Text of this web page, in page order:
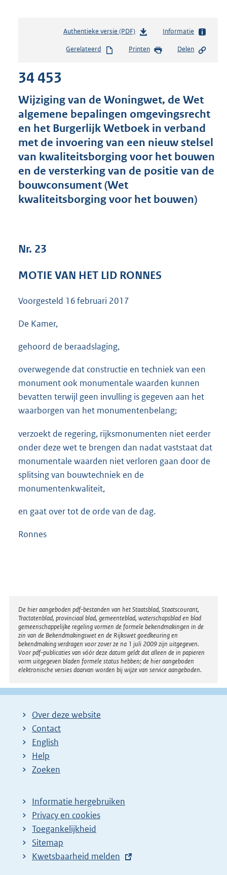
Authentieke versie (PDF)b
s
s
g
r
o
t
t
3
Informatie
Gerelateerd Printen Delen
34 453
Wijziging van de Woningwet, de Wet
algemene bepalingen omgevingsrecht
en het Burgerlijk Wetboek in verband
met de invoering van een nieuw stelsel
van kwaliteitsborging voor het bouwen
en de versterking van de positie van de
bouwconsument (Wet
kwaliteitsborging voor het bouwen)
Nr. 23
MOTIE VAN HET LID RONNES
Voorgesteld 16 februari 2017
De Kamer,
gehoord de beraadslaging,
overwegende dat constructie en techniek van een
monument ook monumentale waarden kunnen
bevatten terwijl geen invulling is gegeven aan het
waarborgen van het monumentenbelang;
verzoekt de regering, rijksmonumenten niet eerder
onder deze wet te brengen dan nadat vaststaat dat
monumentale waarden niet verloren gaan door de
splitsing van bouwtechniek en de
monumentenkwaliteit,
en gaat over tot de orde van de dag.
Ronnes
Disclaimer
De hier aangeboden pdf-bestanden van het Staatsblad, Staatscourant,
Tractatenblad, provinciaal blad, gemeenteblad, waterschapsblad en blad
gemeenschappelijke regeling vormen de formele bekendmakingen in de
zin van de Bekendmakingswet en de Rijkswet goedkeuring en
bekendmaking verdragen voor zover ze na 1 juli 2009 zijn uitgegeven.
Voor pdf-publicaties van vóór deze datum geldt dat alleen de in papieren
vorm uitgegeven bladen formele status hebben; de hier aangeboden
elektronische versies daarvan worden bij wijze van service aangeboden.
Over deze website
Contact
English
Help
Zoeken
Informatie hergebruiken
Privacy en cookies
Toegankelijkheid
Sitemap
E
Kwetsbaarheid melden